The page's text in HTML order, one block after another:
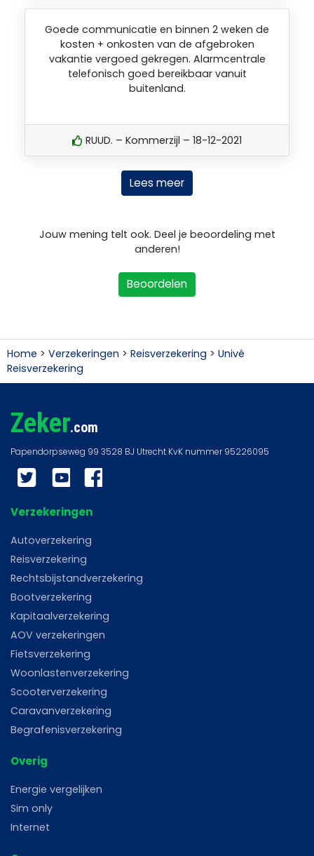
Goede communicatie en binnen 2 weken de
kosten + onkosten van de afgebroken
vakantie vergoed gekregen. Alarmcentrale
telefonisch goed bereikbaar vanuit
buitenland.
RUUD. – Kommerzijl – 18-12-2021
Lees meer
Jouw mening telt ook. Deel je beoordeling met
anderen!
Beoordelen
Home > Verzekeringen > Reisverzekering > Univé
Reisverzekering
Zeker.com
Twitter YouTube
Verzekeringen
Autoverzekering
Reisverzekering
Rechtsbijstandverzekering
Bootverzekering
Kapitaalverzekering
AOV verzekeringen
Fietsverzekering
Woonlastenverzekering
Scooterverzekering
Caravanverzekering
Begrafenisverzekering
Overig
Energie vergelijken
Sim only
Internet